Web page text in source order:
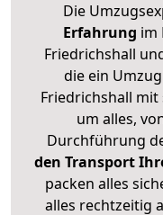
Die
Erfahrung im
Friedrichshall
die ein
Friedrichshall
um alles,
Durchführung
den Transport
packen alles
alles rechtzeitig